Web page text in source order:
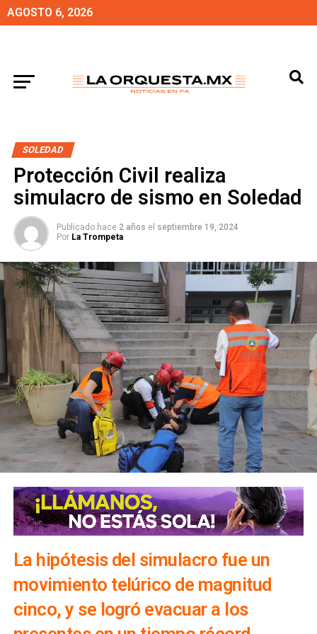
AGOSTO 6, 2026
SOLEDAD
Protección Civil realiza
simulacro de sismo en Soledad
Publicado hace 2 años el septiembre 19, 2024
Por La Trompeta
La hipótesis del simulacro fue un
movimiento telúrico de magnitud
cinco, y se logró evacuar a los